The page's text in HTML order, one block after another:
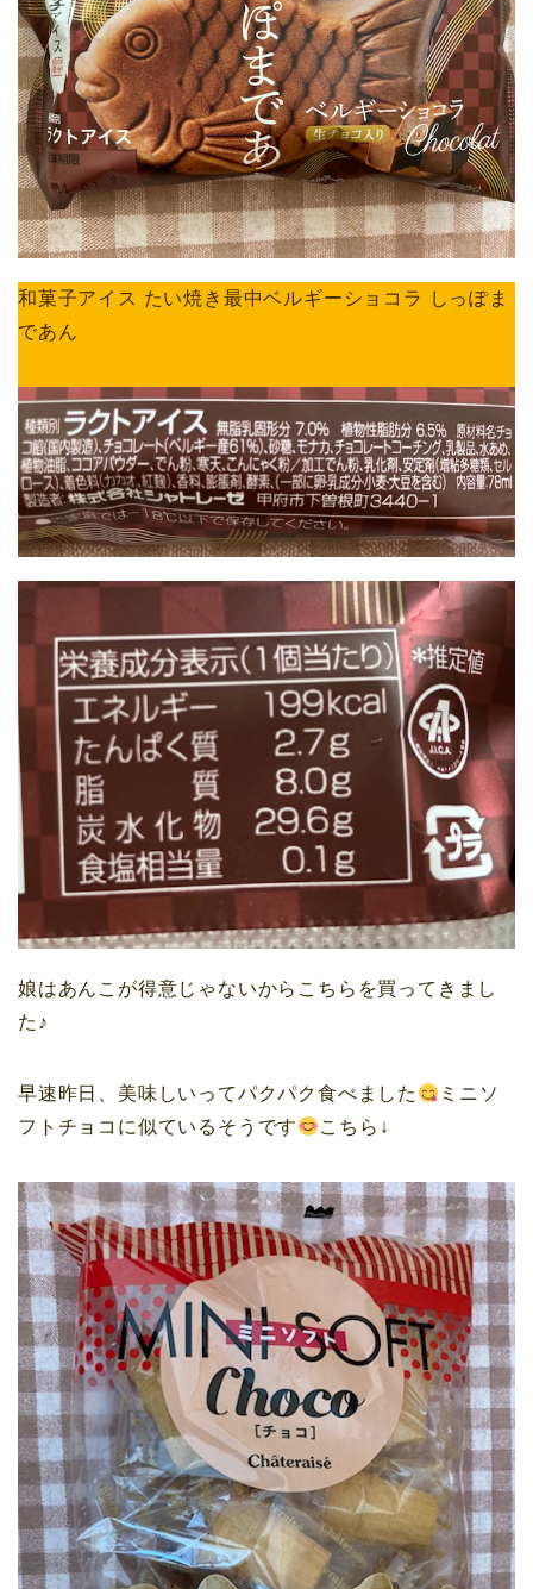
和菓子アイス たい焼き最中ベルギーショコラ しっぽま
であん
娘はあんこが得意じゃないからこちらを買ってきまし
た♪
早速昨日、美味しいってパクパク食べました
ミニソ
フトチョコに似ているそうです
こちら↓